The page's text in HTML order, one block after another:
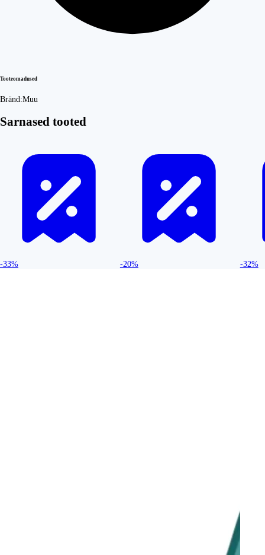
Tooteomadused
Bränd:Muu
Sarnased tooted
-33% -20% -32%